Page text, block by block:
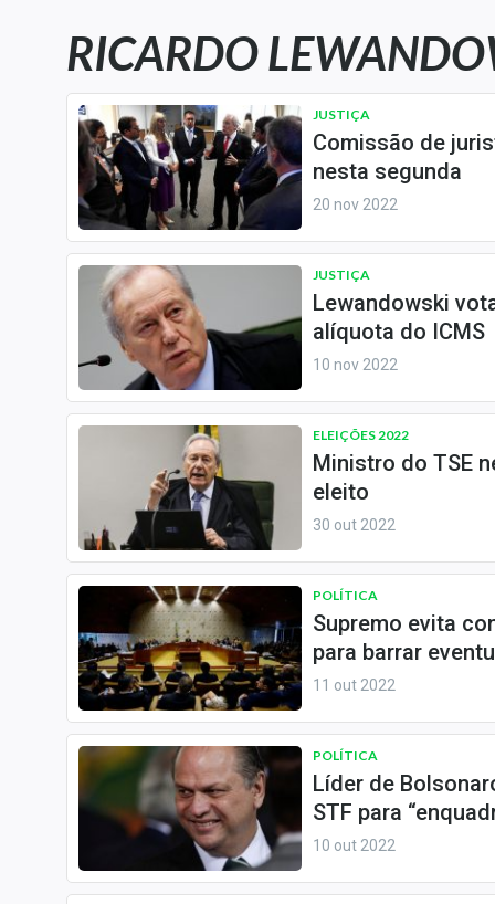
Carteiras Recomendadas
Central de Dividendos
Central de Fundos
Imobiliários
Central dos IPOs
Renda Fixa
Finanças Pessoais
Mercados
Política
Internacional
Marketing
Conteúdo de Marca
Expediente
RICARDO
JUSTIÇA
Comissão de
nesta segunda
20 nov 2022
JUSTIÇA
Lewandowski
alíquota do ICMS
10 nov 2022
ELEIÇÕES 2022
Ministro do TSE
eleito
30 out 2022
POLÍTICA
Supremo evita
para barrar
11 out 2022
POLÍTICA
Líder de
STF para
10 out 2022